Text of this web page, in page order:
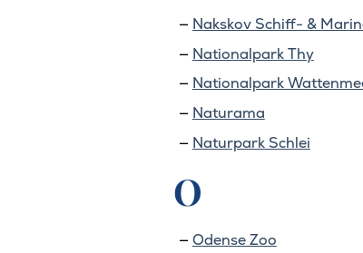
Nakskov Schiff- &
Nationalpark Thy
Nationalpark
Naturama
Naturpark Schlei
O
Odense Zoo